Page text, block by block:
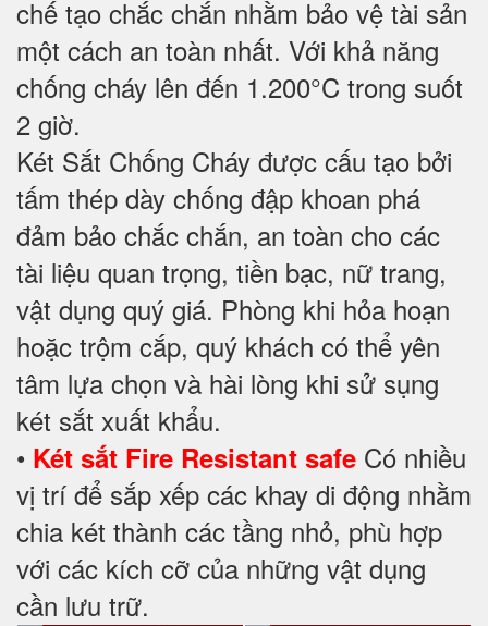
chế tạo chắc chắn nhằm bảo vệ tài sản
một cách an toàn nhất. Với khả năng
chống cháy lên đến 1.200°C trong suốt
2 giờ.
Két Sắt Chống Cháy được cấu tạo bởi
tấm thép dày chống đập khoan phá
đảm bảo chắc chắn, an toàn cho các
tài liệu quan trọng, tiền bạc, nữ trang,
vật dụng quý giá. Phòng khi hỏa hoạn
hoặc trộm cắp, quý khách có thể yên
tâm lựa chọn và hài lòng khi sử sụng
két sắt xuất khẩu.
• Két sắt Fire Resistant safe Có nhiều
vị trí để sắp xếp các khay di động nhằm
chia két thành các tầng nhỏ, phù hợp
với các kích cỡ của những vật dụng
cần lưu trữ.